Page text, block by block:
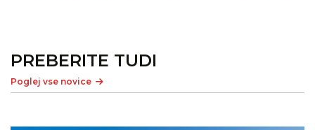
PREBERITE TUDI
Poglej vse novice